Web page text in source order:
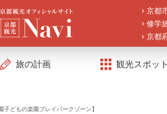
京都
修学
京都
旅の計画 観光スポッ
どもの楽園プレイパークゾーン】